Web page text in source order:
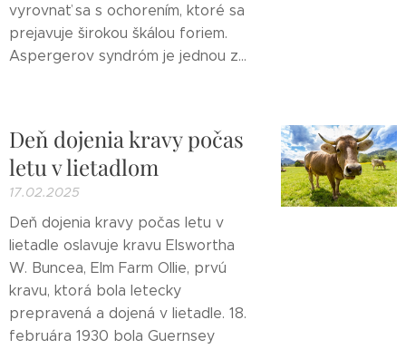
vyrovnať sa s ochorením, ktoré sa
prejavuje širokou škálou foriem.
Aspergerov syndróm je jednou z...
Deň dojenia kravy počas
letu v lietadlom
17.02.2025
Deň dojenia kravy počas letu v
lietadle oslavuje kravu Elswortha
W. Buncea, Elm Farm Ollie, prvú
kravu, ktorá bola letecky
prepravená a dojená v lietadle. 18.
februára 1930 bola Guernsey